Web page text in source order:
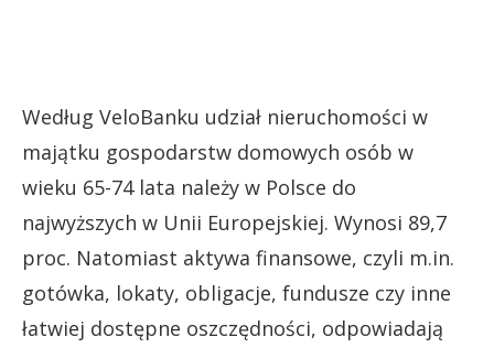
Według VeloBanku udział nieruchomości w
majątku gospodarstw domowych osób w
wieku 65-74 lata należy w Polsce do
najwyższych w Unii Europejskiej. Wynosi 89,7
proc. Natomiast aktywa finansowe, czyli m.in.
gotówka, lokaty, obligacje, fundusze czy inne
łatwiej dostępne oszczędności, odpowiadają